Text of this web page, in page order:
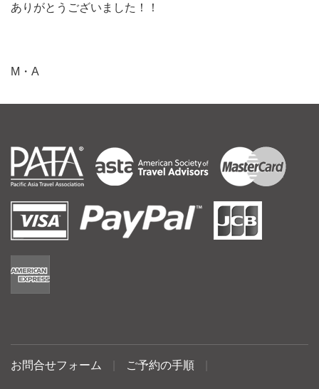
ありがとうございました！！
M・A
お問合せフォーム ご予約の手順